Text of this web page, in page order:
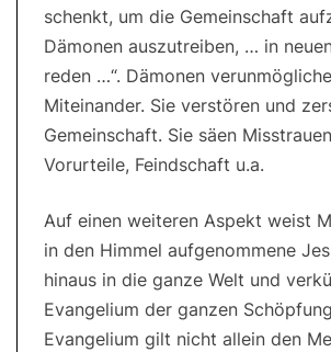
schenkt, um die Gemeinschaft
Dämonen auszutreiben, … in
reden …“. Dämonen
Miteinander. Sie verstören und
Gemeinschaft. Sie säen
Vorurteile, Feindschaft u.a.
Auf einen weiteren Aspekt weist
in den Himmel aufgenommene
hinaus in die ganze Welt und
Evangelium der ganzen
Evangelium gilt nicht allein den